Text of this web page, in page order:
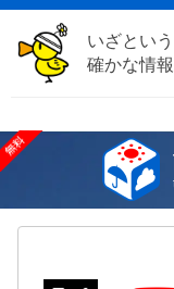
いざとい
確かな情